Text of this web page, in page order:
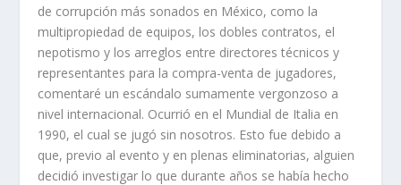
de corrupción más sonados en México, como la
multipropiedad de equipos, los dobles contratos, el
nepotismo y los arreglos entre directores técnicos y
representantes para la compra-venta de jugadores,
comentaré un escándalo sumamente vergonzoso a
nivel internacional. Ocurrió en el Mundial de Italia en
1990, el cual se jugó sin nosotros. Esto fue debido a
que, previo al evento y en plenas eliminatorias, alguien
decidió investigar lo que durante años se había hecho